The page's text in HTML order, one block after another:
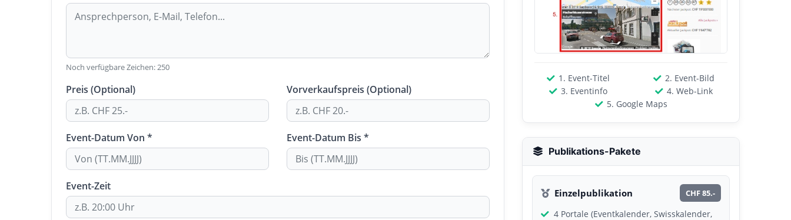
Noch verfügbare Zeichen:250
Preis (Optional) Vorverkaufspreis (Optional)
Event-Datum Von * Event-Datum Bis *
Event-Zeit
1. Event-Titel
2. Event-Bild
3. Eventinfo
4. Web-Link
5. Google Maps
Publikations-Pakete
Einzelpublikation CHF 85.-
4 Portale (Eventkalender, Swisskalender,